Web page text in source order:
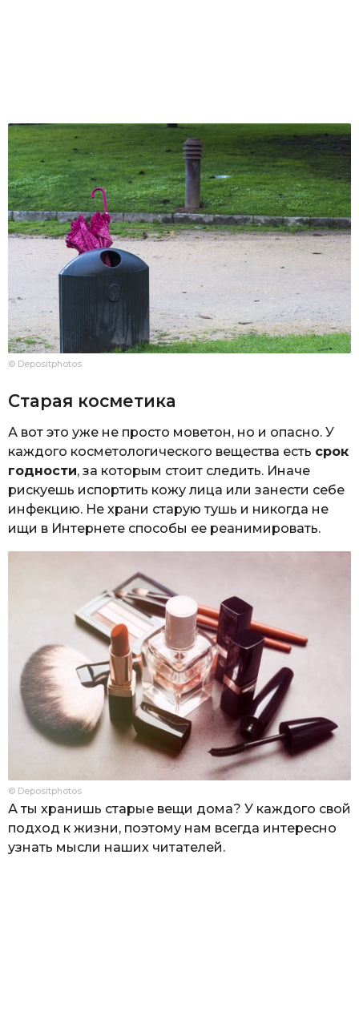
© Depositphotos
Старая косметика
А вот это уже не просто моветон, но и опасно. У
каждого косметологического вещества есть срок
годности, за которым стоит следить. Иначе
рискуешь испортить кожу лица или занести себе
инфекцию. Не храни старую тушь и никогда не
ищи в Интернете способы ее реанимировать.
© Depositphotos
А ты хранишь старые вещи дома? У каждого свой
подход к жизни, поэтому нам всегда интересно
узнать мысли наших читателей.